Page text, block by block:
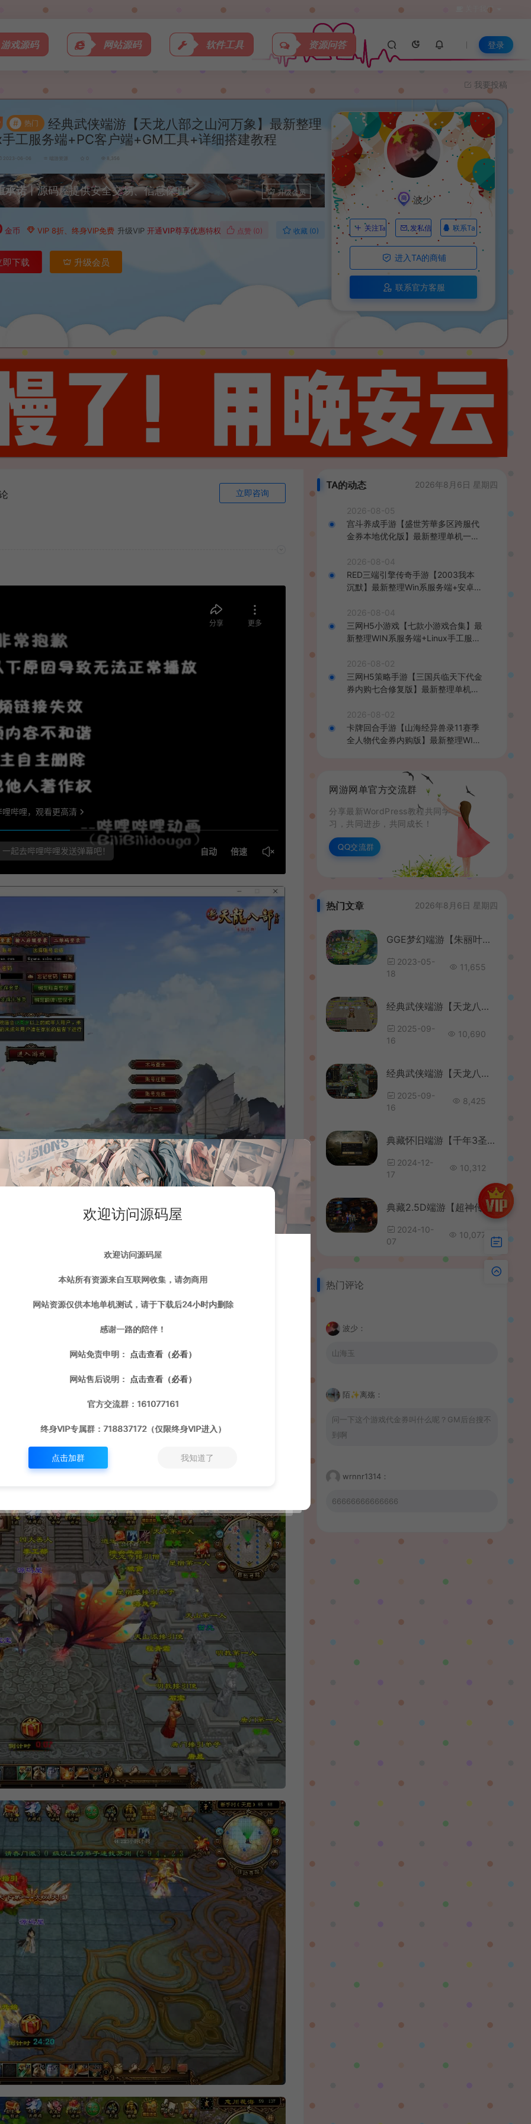
关于我们
游戏源码 网站源码 软件工具 资源问答 登录
我要投稿
# 热门
经典武侠端游【天龙八部之山河万象】最新整理
工服务端+PC客户端+GM工具+详细搭建教程
2023-06-06 端游资源 0 8,356
承诺丨源码屋提供安全交易、信息保真! 升级会员
金币 VIP 8折、终身VIP免费 升级VIP 开通VIP尊享优惠特权 点赞 (0) 收藏 (0)
即下载 升级会员
波少
关注Ta 发私信 联系Ta
进入TA的商铺
联系官方客服
立即咨询
TA的动态 2026年8月6日 星期四
2026-08-05
宫斗养成手游【盛世芳華多区跨服代
金券本地优化版】最新整理单机一键
后台+安卓+详细搭建教程
2026-08-04
RED三端引擎传奇手游【2003我本
沉默】最新整理Win系服务端+安卓苹
2026-08-04
三网H5小游戏【七款小游戏合集】最
新整理WIN系服务端+Linux手工服务
2026-08-02
三网H5策略手游【三国兵临天下代金
券内购七合修复版】最新整理单机一
理后台+GM授权后台+简易安卓客户
端+详细搭建教程+视频教程
2026-08-02
卡牌回合手游【山海经异兽录11赛季
全人物代金券内购版】最新整理WIN
网游网单官方交流群
分享最新WordPress教程共同学
习，共同进步，共同成长！
QQ交流群
热门文章 2026年8月6日 星期四
GGE梦幻端游【朱丽叶梦幻】最新整理WIN系一键即玩服务端+PC客户端+GM工具+全套源码
2023-05-
18
11,655
经典武侠端游【天龙八部之技能轮回真实穿刺版】最新整理单机一键即玩镜像端+Linux手工服务端+PC客户端+GM工具+详细搭建教程
2025-09-
16
10,690
经典武侠端游【天龙八部之怀旧肝帝传】最新整理单机一键即玩镜像端+Linux手工服务端+PC客户端+GM工具+详细搭建教程
2025-09-
16
8,425
典藏怀旧端游【千年3圣兽版】最新整理Win系服务端+PC客户端+GM指令+GM工具+详细搭建教程
2024-12-
17
10,312
典藏2.5D端游【超神传】最新整理Win系服务端+PC客户端+元宝充值教程+详细搭建教程
2024-10-
07
10,077
热门评论
波少：
山海玉
陌✨离殇：
问一下这个游戏代金券叫什么呢？GM后台搜不
到啊
wrnnr1314：
66666666666666
有没BUG
欢迎访问源码屋
欢迎访问源码屋
本站所有资源来自互联网收集，请勿商用
网站资源仅供本地单机测试，请于下载后24小时内删除
感谢一路的陪伴！
网站免责申明： 点击查看（必看）
网站售后说明： 点击查看（必看）
官方交流群：161077161
终身VIP专属群：718837172（仅限终身VIP进入）
点击加群 我知道了